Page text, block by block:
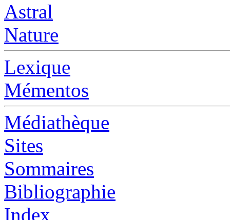
Astral
Nature
Lexique
Mémentos
Médiathèque
Sites
Sommaires
Bibliographie
Index